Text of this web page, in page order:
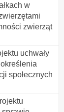
w
zwierząt
uchwały
społecznych